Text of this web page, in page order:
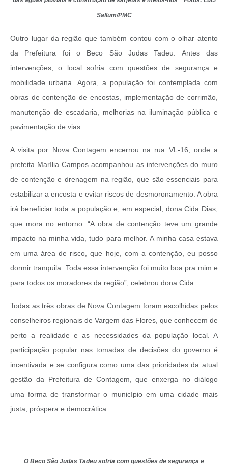
Sallum/PMC
Outro lugar da região que também contou com o olhar atento
da Prefeitura foi o Beco São Judas Tadeu. Antes das
intervenções, o local sofria com questões de segurança e
mobilidade urbana. Agora, a população foi contemplada com
obras de contenção de encostas, implementação de corrimão,
manutenção de escadaria, melhorias na iluminação pública e
pavimentação de vias.
A visita por Nova Contagem encerrou na rua VL-16, onde a
prefeita Marília Campos acompanhou as intervenções do muro
de contenção e drenagem na região, que são essenciais para
estabilizar a encosta e evitar riscos de desmoronamento. A obra
irá beneficiar toda a população e, em especial, dona Cida Dias,
que mora no entorno. “A obra de contenção teve um grande
impacto na minha vida, tudo para melhor. A minha casa estava
em uma área de risco, que hoje, com a contenção, eu posso
dormir tranquila. Toda essa intervenção foi muito boa pra mim e
para todos os moradores da região”, celebrou dona Cida.
Todas as três obras de Nova Contagem foram escolhidas pelos
conselheiros regionais de Vargem das Flores, que conhecem de
perto a realidade e as necessidades da população local. A
participação popular nas tomadas de decisões do governo é
incentivada e se configura como uma das prioridades da atual
gestão da Prefeitura de Contagem, que enxerga no diálogo
uma forma de transformar o município em uma cidade mais
justa, próspera e democrática.
O Beco São Judas Tadeu sofria com questões de segurança e